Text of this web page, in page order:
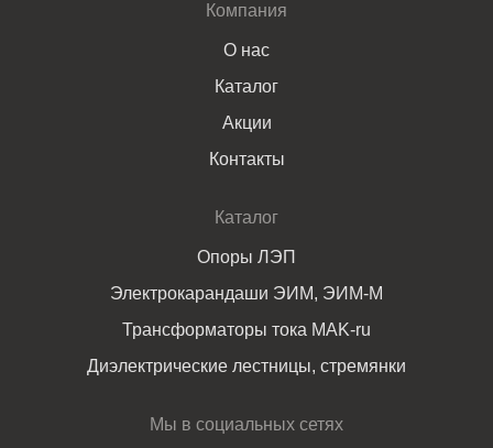
Компания
О нас
Каталог
Акции
Контакты
Каталог
Опоры ЛЭП
Электрокарандаши ЭИМ, ЭИМ-М
Трансформаторы тока MAK-ru
Диэлектрические лестницы, стремянки
Мы в социальных сетях